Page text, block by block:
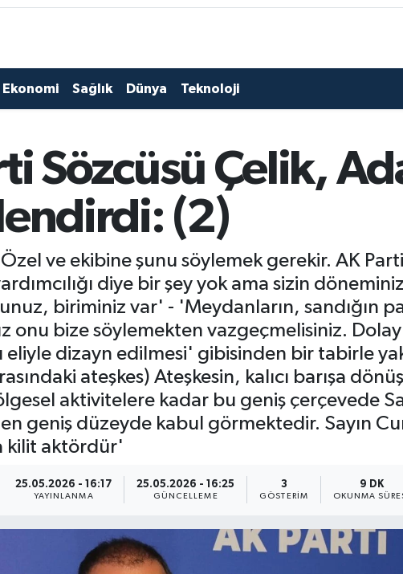
Ekonomi Sağlık Dünya Teknoloji
Sözcüsü Çelik,
(2)
ve ekibine şunu söylemek gerekir. AK
diye bir şey yok ama sizin
biriminiz var' - 'Meydanların, sandığın
onu bize söylemekten vazgeçmelisiniz.
eliyle dizayn edilmesi' gibisinden bir tabirle
ateşkes) Ateşkesin, kalıcı barışa
aktivitelere kadar bu geniş çerçevede
geniş düzeyde kabul görmektedir. Sayın
kilit aktördür'
25.05.2026 - 16:17
YAYINLANMA
25.05.2026 - 16:25
GÜNCELLEME
3
GÖSTERIM
9 DK
OKUNMA